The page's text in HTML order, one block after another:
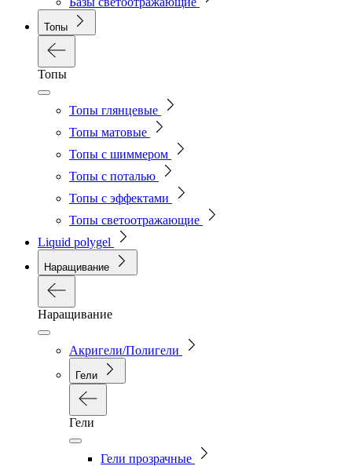
Топы
Топы
Топы глянцевые
Топы матовые
Топы с шиммером
Топы с поталью
Топы с эффектами
Топы светоотражающие
Liquid polygel
Наращивание
Наращивание
Акригели/Полигели
Гели
Гели
Гели прозрачные